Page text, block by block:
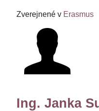
Zverejnené v Erasmus
Ing. Janka